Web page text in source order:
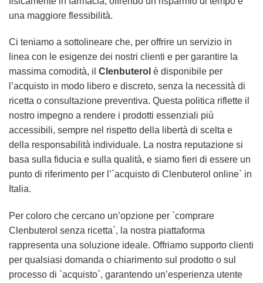
una maggiore flessibilità.
Ci teniamo a sottolineare che, per offrire un servizio in
linea con le esigenze dei nostri clienti e per garantire la
massima comodità, il Clenbuterol è disponibile per
l’acquisto in modo libero e discreto, senza la necessità di
ricetta o consultazione preventiva. Questa politica riflette il
nostro impegno a rendere i prodotti essenziali più
accessibili, sempre nel rispetto della libertà di scelta e
della responsabilità individuale. La nostra reputazione si
basa sulla fiducia e sulla qualità, e siamo fieri di essere un
punto di riferimento per l’`acquisto di Clenbuterol online` in
Italia.
Per coloro che cercano un’opzione per `comprare
Clenbuterol senza ricetta`, la nostra piattaforma
rappresenta una soluzione ideale. Offriamo supporto clienti
per qualsiasi domanda o chiarimento sul prodotto o sul
processo di `acquisto`, garantendo un’esperienza utente